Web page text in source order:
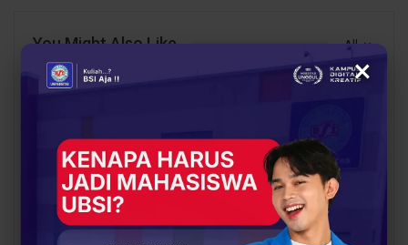
All
You Might Also Like
BERITA
UBSI Buka Call for
Papers ICAISD 2026,
Siap Kuliah Berkualitas?
UBSI Cengkareng Gelar
×